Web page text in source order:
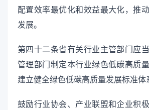
配置效率最优化和效益最大化，推
发展。
第四十二条省有关行业主管部门应
管理部门制定本行业绿色低碳高质
建立健全绿色低碳高质量发展标准体
鼓励行业协会、产业联盟和企业积极